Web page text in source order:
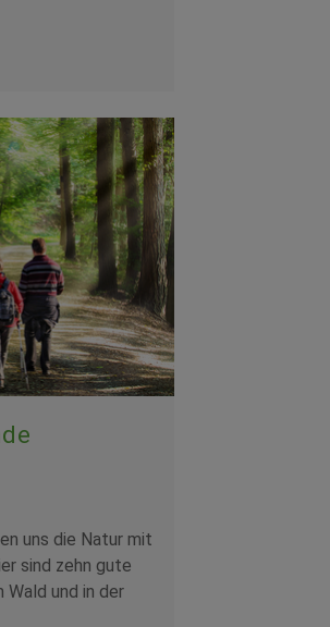
uns die Natur mit
sind zehn gute
Wald und in der